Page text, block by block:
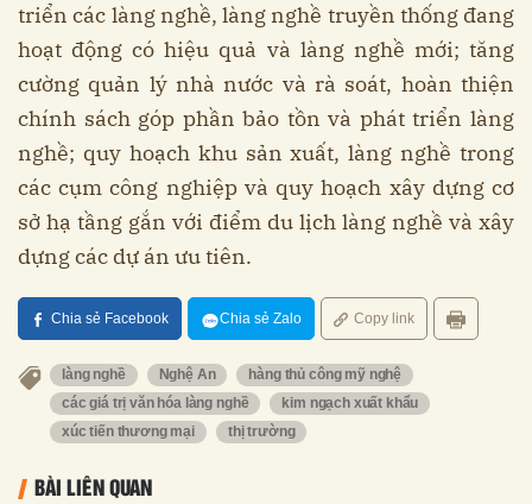
triển các làng nghề, làng nghề truyền thống đang
hoạt động có hiệu quả và làng nghề mới; tăng
cường quản lý nhà nước và rà soát, hoàn thiện
chính sách góp phần bảo tồn và phát triển làng
nghề; quy hoạch khu sản xuất, làng nghề trong
các cụm công nghiệp và quy hoạch xây dựng cơ
sở hạ tầng gắn với điểm du lịch làng nghề và xây
dựng các dự án ưu tiên.
Chia sẻ Facebook Chia sẻ Zalo Copy link
làng nghề Nghệ An
hàng thủ công mỹ nghệ
các giá trị văn hóa làng nghề
kim ngạch xuất khẩu
xúc tiến thương mại
thị trường
BÀI LIÊN QUAN